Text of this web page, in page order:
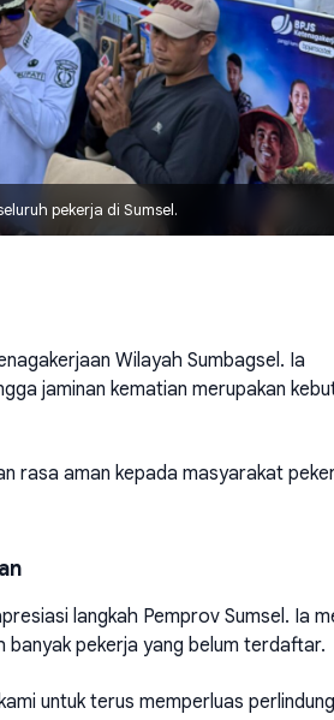
pekerja di Sumsel.
Wilayah Sumbagsel. Ia
jaminan kematian merupakan
rasa aman kepada masyarakat
langkah Pemprov Sumsel. Ia
banyak pekerja yang belum terdaftar.
untuk terus memperluas